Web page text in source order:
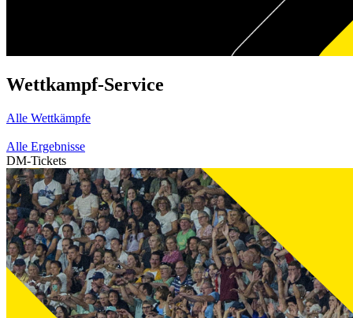
Wettkampf-Service
Alle Wettkämpfe
Alle Ergebnisse
DM-Tickets